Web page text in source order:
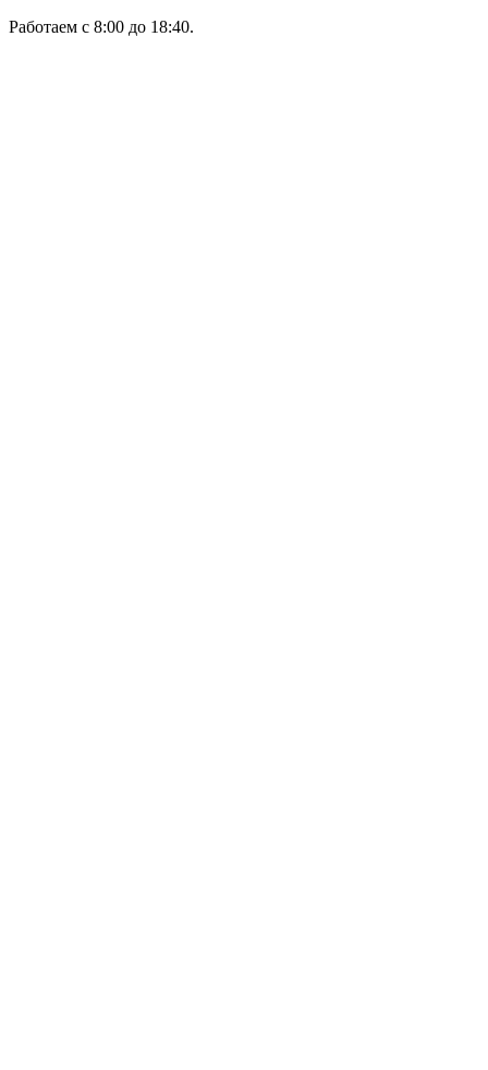
Работаем с 8:00 до 18:40.